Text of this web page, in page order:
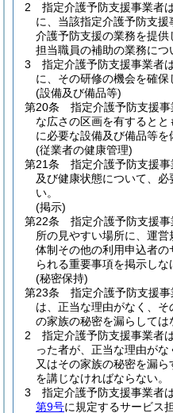
2
指定介護予防支援事業者
に、当該指定介護予防支
介護予防支援の業務を提供
担当職員の補助の業務につ
3
指定介護予防支援事業者
に、その研修の機会を確保
(設備及び備品等)
第20条
指定介護予防支援
な広さの区画を有すると
に必要な設備及び備品等を
(従業者の健康管理)
第21条
指定介護予防支援
及び健康状態について、
い。
(掲示)
第22条
指定介護予防支援
所の見やすい場所に、運
体制その他の利用申込者
られる重要事項を掲示しな
(秘密保持)
第23条
指定介護予防支援
は、正当な理由がなく、
の家族の秘密を漏らしては
2
指定介護予防支援事業者
った者が、正当な理由が
又はその家族の秘密を漏
を講じなければならない。
3
指定介護予防支援事業者
第9号に規定するサービス